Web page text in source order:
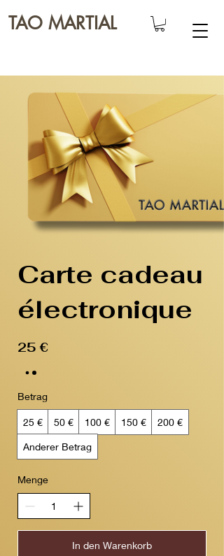
TAO MARTIAL
Carte cadeau
électronique
25 €
Betrag
25 € 50 € 100 € 150 € 200 €
Anderer Betrag
Menge
In den Warenkorb